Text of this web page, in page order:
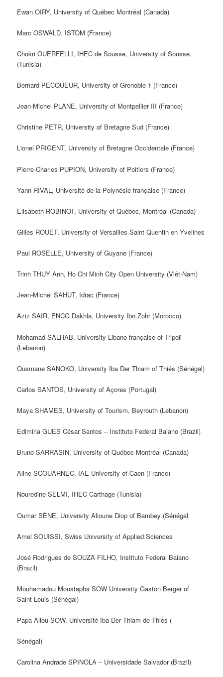
Ewan OIRY, University of Québec Montréal (Canada)
Marc OSWALD, ISTOM (France)
Chokri OUERFELLI, IHEC de Sousse, University of Sousse,
(Tunisia)
Bernard PECQUEUR, University of Grenoble 1 (France)
Jean-Michel PLANE, University of Montpellier III (France)
Christine PETR, University of Bretagne Sud (France)
Lionel PRIGENT, University of Bretagne Occidentale (France)
Pierre-Charles PUPION, University of Poitiers (France)
Yann RIVAL, Université de la Polynésie française (France)
Elisabeth ROBINOT, University of Québec, Montréal (Canada)
Gilles ROUET, University of Versailles Saint Quentin en Yvelines
Paul ROSELLE, University of Guyane (France)
Trinh THUY Anh, Ho Chi Minh City Open University (Viêt-Nam)
Jean-Michel SAHUT, Idrac (France)
Aziz SAIR, ENCG Dakhla, University Ibn Zohr (Morocco)
Mohamad SALHAB, University Libano-française of Tripoli
(Lebanon)
Ousmane SANOKO, University Iba Der Thiam of Thiés (Sénégal)
Carlos SANTOS, University of Açores (Portugal)
Maya SHAMES, University of Tourism, Beyrouth (Lebanon)
Edimiria GUES César Santos – Instituto Federal Baiano (Brazil)
Bruno SARRASIN, University of Québec Montréal (Canada)
Aline SCOUARNEC, IAE-University of Caen (France)
Nouredine SELMI, IHEC Carthage (Tunisia)
Oumar SÈNE, University Alioune Diop of Bambey (Sénégal
Amel SOUISSI, Swiss University of Applied Sciences
José Rodrigues de SOUZA FILHO, Instituto Federal Baiano
(Brazil)
Mouhamadou Moustapha SOW University Gaston Berger of
Saint Louis (Sénégal)
Papa Aliou SOW, Université Iba Der Thiam de Thiés (
Sénégal)
Carolina Andrade SPINOLA – Universidade Salvador (Brazil)